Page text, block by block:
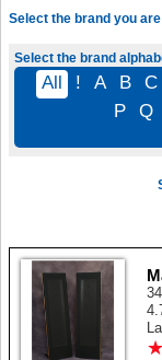
Select the brand you
Select the brand
All ! A B C
P
Q
★
★